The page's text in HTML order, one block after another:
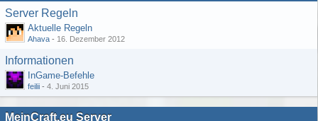
Server Regeln
Aktuelle Regeln
Ahava - 16. Dezember 2012
Informationen
InGame-Befehle
feilii - 4. Juni 2015
MeinCraft.eu Server